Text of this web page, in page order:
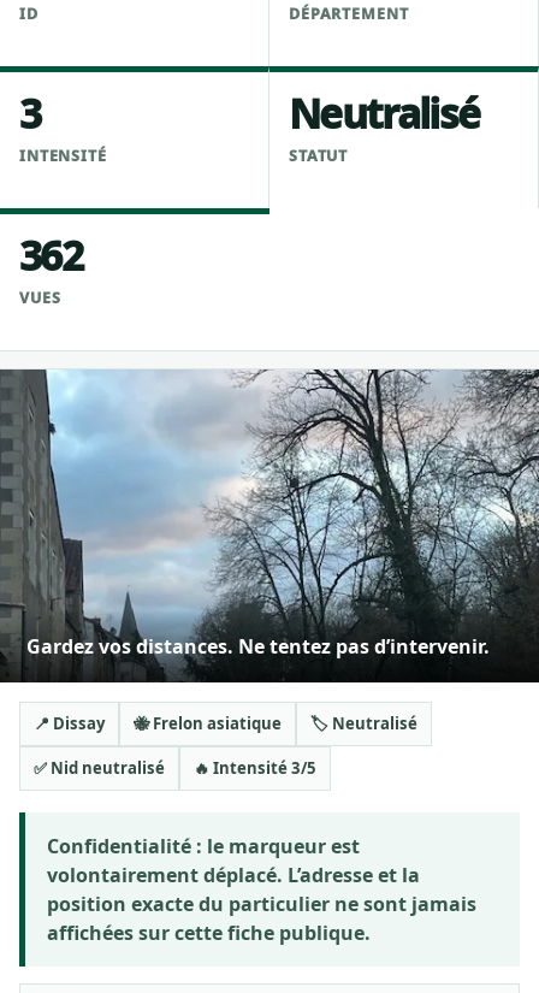
ID DÉPARTEMENT
3
INTENSITÉ
Neutralisé
STATUT
362
VUES
Gardez vos distances. Ne tentez pas d’intervenir.
📍 Dissay 🐝 Frelon asiatique 🏷️ Neutralisé
✅ Nid neutralisé 🔥 Intensité 3/5
Confidentialité : le marqueur est
volontairement déplacé. L’adresse et la
position exacte du particulier ne sont jamais
affichées sur cette fiche publique.